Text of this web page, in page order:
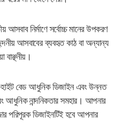
আসবাব নির্মাণে সর্বোচ্চ মানের উপকরণ
আসবাবের ব্যবহৃত কাঠ বা অন্যান্য
বেড আধুনিক ডিজাইন এবং উন্নত
আধুনিক নান্দনিকতার সমহার। আপনার
পরিপূরক ডিজাইনটিই হবে আপনার